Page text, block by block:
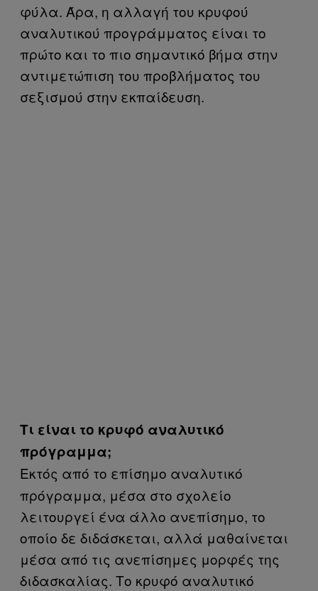
φύλα. Άρα, η αλλαγή του κρυφού
αναλυτικού προγράμματος είναι το
πρώτο και το πιο σημαντικό βήμα στην
αντιμετώπιση του προβλήματος του
σεξισμού στην εκπαίδευση.
Τι είναι το κρυφό αναλυτικό
πρόγραμμα;
Εκτός από το επίσημο αναλυτικό
πρόγραμμα, μέσα στο σχολείο
λειτουργεί ένα άλλο ανεπίσημο, το
οποίο δε διδάσκεται, αλλά μαθαίνεται
μέσα από τις ανεπίσημες μορφές της
διδασκαλίας. Το κρυφό αναλυτικό